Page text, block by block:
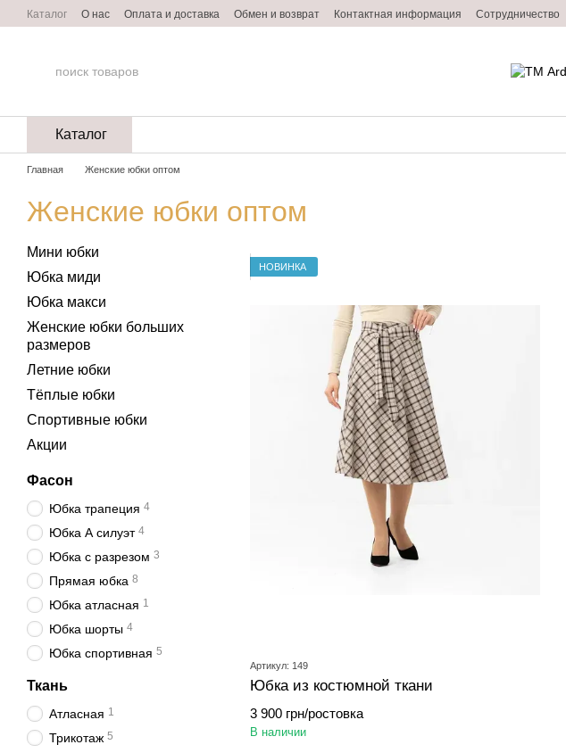
Перейти к основному контенту
Каталог О нас Оплата и доставка Обмен и возврат Контактная информация Сотрудничество
Каталог
Главная Женские юбки оптом
Женские юбки оптом
НОВИНКА
Артикул: 149
Юбка из костюмной ткани
3 900 грн/ростовка
В наличии
Мини юбки
Юбка миди
Юбка макси
Женские юбки больших
размеров
Летние юбки
Тёплые юбки
Спортивные юбки
Акции
Фасон
Юбка трапеция 4
Юбка А силуэт 4
Юбка с разрезом 3
Прямая юбка 8
Юбка атласная 1
Юбка шорты 4
Юбка спортивная 5
Ткань
Атласная 1
Трикотаж 5